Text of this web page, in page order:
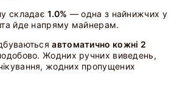
складає1.0% — одна з найнижчих у
йде напряму майнерам.
автоматично кожні 2
Жодних ручних виведень,
жодних пропущених